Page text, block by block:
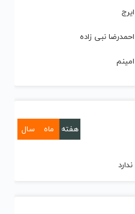
ایرج
احمدرضا نبی زاده
امینم
هفته ماه سال